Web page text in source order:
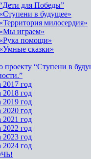
для Победы”
в будущее»
милосердия»
играем»
помощи»
сказки»
проекту “Ступени в
2017 год
2018 год
2019 год
2020 год
2021 год
2022 год
2023 год
2024 год